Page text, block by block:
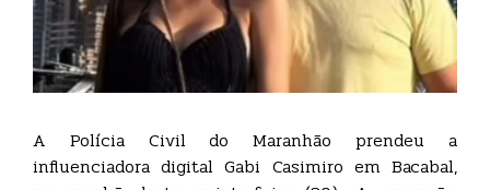
A Polícia Civil do Maranhão prendeu a
influenciadora digital Gabi Casimiro em Bacabal,